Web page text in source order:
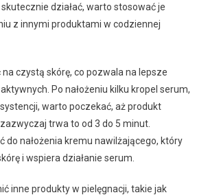
działać, warto stosować je
z innymi produktami w codziennej
czystą skórę, co pozwala na lepsze
Po nałożeniu kilku kropel serum,
warto poczekać, aż produkt
trwa to od 3 do 5 minut.
do nałożenia kremu nawilżającego, który
i wspiera działanie serum.
inne produkty w pielęgnacji, takie jak